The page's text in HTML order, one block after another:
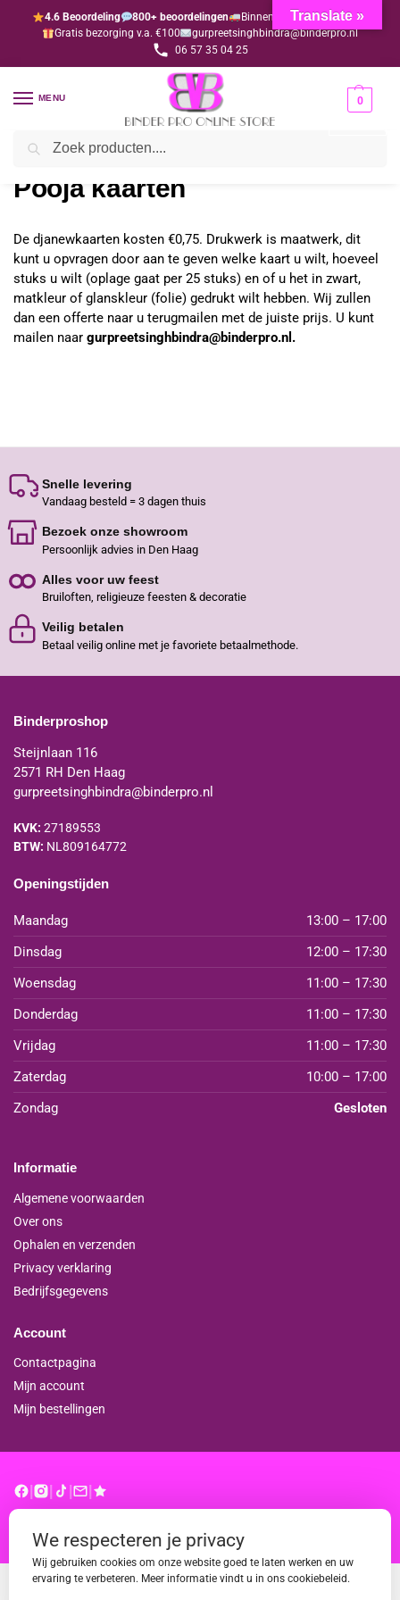
4.6 Beoordeling 800+ beoordelingen
Binnen 1-3 dagen geleverd
Gratis bezorging v.a. €100
gurpreetsinghbindra@binderpro.nl
06 57 35 04 25
MENU 0
Home Pooja kaarten
Pooja kaarten
De djanewkaarten kosten €0,75. Drukwerk is maatwerk, dit
kunt u opvragen door aan te geven welke kaart u wilt, hoeveel
stuks u wilt (oplage gaat per 25 stuks) en of u het in zwart,
matkleur of glanskleur (folie) gedrukt wilt hebben. Wij zullen
dan een offerte naar u terugmailen met de juiste prijs. U kunt
mailen naar gurpreetsinghbindra@binderpro.nl.
Snelle levering
Vandaag besteld = 3 dagen thuis
Bezoek onze showroom
Persoonlijk advies in Den Haag
Alles voor uw feest
Bruiloften, religieuze feesten & decoratie
Veilig betalen
Betaal veilig online met je favoriete betaalmethode.
Binderproshop
Steijnlaan 116
2571 RH Den Haag
gurpreetsinghbindra@binderpro.nl
KVK: 27189553
BTW: NL809164772
Openingstijden
Maandag
13:00 – 17:00
Dinsdag
12:00 – 17:30
Woensdag
11:00 – 17:30
Donderdag
11:00 – 17:30
Vrijdag
11:00 – 17:30
Zaterdag
10:00 – 17:00
Zondag
Gesloten
Informatie
Algemene voorwaarden
Over ons
Ophalen en verzenden
Privacy verklaring
Bedrijfsgegevens
Account
Contactpagina
Mijn account
Mijn bestellingen
Translate »
We respecteren je privacy
Wij gebruiken cookies om onze website goed te laten werken en uw
ervaring te verbeteren. Meer informatie vindt u in ons cookiebeleid.